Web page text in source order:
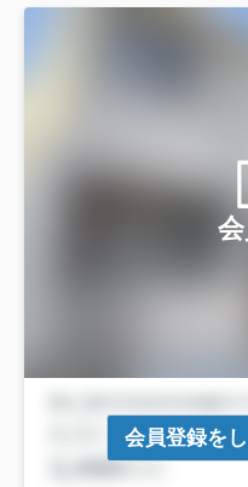
会員登録を